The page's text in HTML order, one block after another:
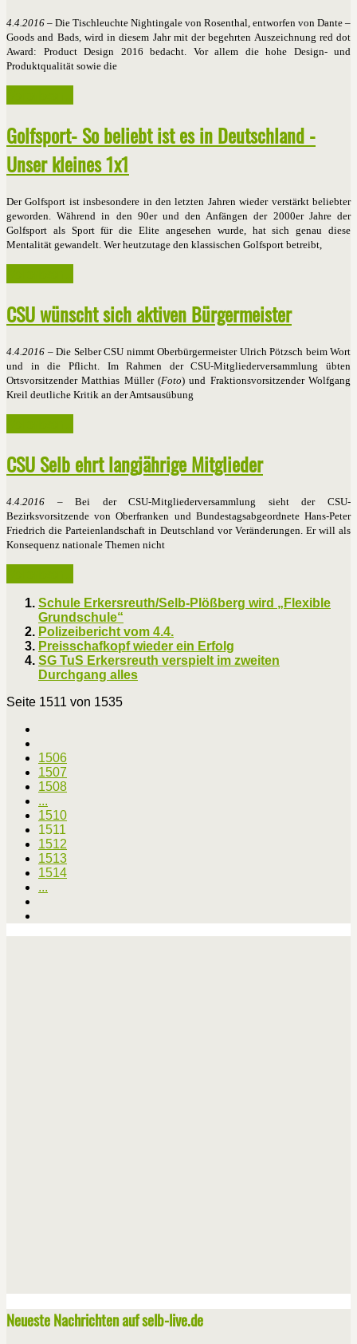
4.4.2016 – Die Tischleuchte Nightingale von Rosenthal, entworfen von Dante –
Goods and Bads, wird in diesem Jahr mit der begehrten Auszeichnung red dot
Award: Product Design 2016 bedacht. Vor allem die hohe Design- und
Produktqualität sowie die
Golfsport- So beliebt ist es in Deutschland -
Unser kleines 1x1
Der Golfsport ist insbesondere in den letzten Jahren wieder verstärkt beliebter
geworden. Während in den 90er und den Anfängen der 2000er Jahre der
Golfsport als Sport für die Elite angesehen wurde, hat sich genau diese
Mentalität gewandelt. Wer heutzutage den klassischen Golfsport betreibt,
CSU wünscht sich aktiven Bürgermeister
4.4.2016 – Die Selber CSU nimmt Oberbürgermeister Ulrich Pötzsch beim Wort
und in die Pflicht. Im Rahmen der CSU-Mitgliederversammlung übten
Ortsvorsitzender Matthias Müller (Foto) und Fraktionsvorsitzender Wolfgang
Kreil deutliche Kritik an der Amtsausübung
CSU Selb ehrt langjährige Mitglieder
4.4.2016 – Bei der CSU-Mitgliederversammlung sieht der CSU-
Bezirksvorsitzende von Oberfranken und Bundestagsabgeordnete Hans-Peter
Friedrich die Parteienlandschaft in Deutschland vor Veränderungen. Er will als
Konsequenz nationale Themen nicht
Schule Erkersreuth/Selb-Plößberg wird „Flexible
Grundschule“
Polizeibericht vom 4.4.
Preisschafkopf wieder ein Erfolg
SG TuS Erkersreuth verspielt im zweiten
Durchgang alles
Seite 1511 von 1535
1506
1507
1508
...
1510
1511
1512
1513
1514
...
Neueste Nachrichten auf selb-live.de